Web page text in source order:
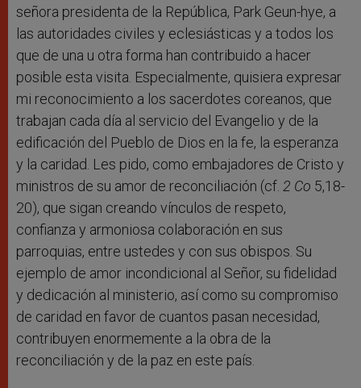
señora presidenta de la República, Park Geun-hye, a
las autoridades civiles y eclesiásticas y a todos los
que de una u otra forma han contribuido a hacer
posible esta visita. Especialmente, quisiera expresar
mi reconocimiento a los sacerdotes coreanos, que
trabajan cada día al servicio del Evangelio y de la
edificación del Pueblo de Dios en la fe, la esperanza
y la caridad. Les pido, como embajadores de Cristo y
ministros de su amor de reconciliación (cf. 2 Co 5,18-
20), que sigan creando vínculos de respeto,
confianza y armoniosa colaboración en sus
parroquias, entre ustedes y con sus obispos. Su
ejemplo de amor incondicional al Señor, su fidelidad
y dedicación al ministerio, así como su compromiso
de caridad en favor de cuantos pasan necesidad,
contribuyen enormemente a la obra de la
reconciliación y de la paz en este país.